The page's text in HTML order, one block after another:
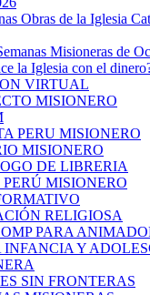
Obras de la Iglesia
Misioneras de
la Iglesia con el
VIRTUAL
MISIONERO
PERU MISIONERO
MISIONERO
DE LIBRERIA
MISIONERO
RELIGIOSA
PARA
INFANCIA Y
SIN FRONTERAS